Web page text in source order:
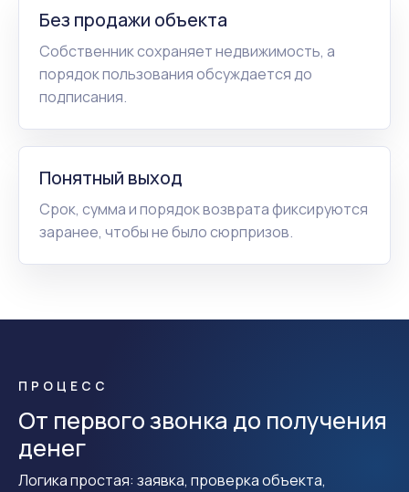
Без продажи объекта
Собственник сохраняет недвижимость, а
порядок пользования обсуждается до
подписания.
Понятный выход
Срок, сумма и порядок возврата фиксируются
заранее, чтобы не было сюрпризов.
ПРОЦЕСС
От первого звонка до получения
денег
Логика простая: заявка, проверка объекта,